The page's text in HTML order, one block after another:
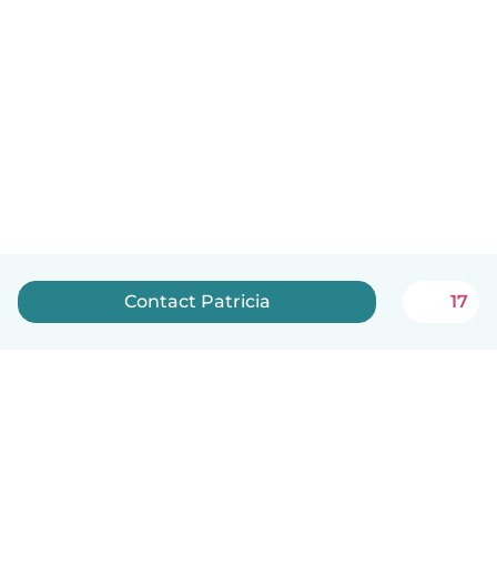
Contact Patricia 17